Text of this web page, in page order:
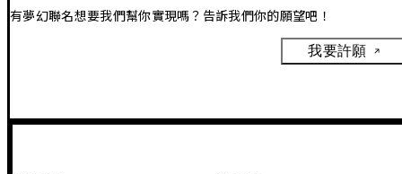
有夢幻聯名想要我們幫你實現嗎？告訴我們你的願望吧！
我要許願